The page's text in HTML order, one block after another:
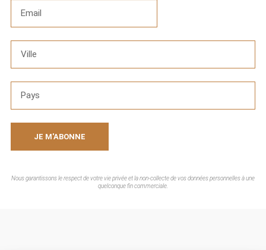
JE M'ABONNE
Nous garantissons le respect de votre vie privée et la non-collecte de vos données personnelles à une
quelconque fin commerciale.